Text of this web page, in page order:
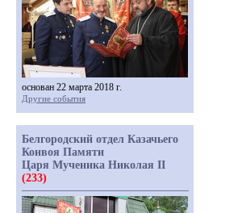
основан 22 марта 2018 г.
Другие события
Белгородский отдел Казачьего
Конвоя Памяти
Царя Мученика Николая II
(233)